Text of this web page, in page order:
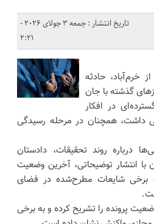
تاریخ انتشار : جمعه 3 جولای 2026 -
2:21
خرم‌آباد، حادثه
گذشته با جان
در افکار
داشت، همچنان در مرحله رسیدگی
درباره روند تحقیقات، دادستان
با انتشار توضیحاتی، آخرین وضعیت
برخی شایعات مطرح‌شده در فضای
پرونده را تشریح کرده و به برخی